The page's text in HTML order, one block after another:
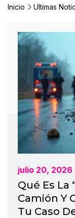
Inicio Ultimas
julio 20, 2026
Qué Es La
Camión Y
Tu Caso